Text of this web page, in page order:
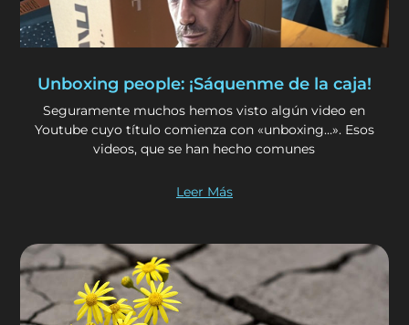
Unboxing people: ¡Sáquenme de la caja!
Seguramente muchos hemos visto algún video en
Youtube cuyo título comienza con «unboxing…». Esos
videos, que se han hecho comunes
Leer Más